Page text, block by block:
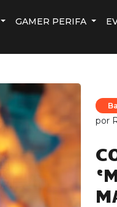
GAMER PERIFA
por